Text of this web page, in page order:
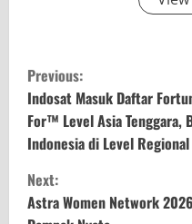
C
o
n
t
Previous:
Indosat Masuk Daftar
For™ Level Asia Tenggara,
Indonesia di Level Regional
Next:
Astra Women Network